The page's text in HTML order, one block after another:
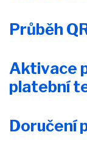
Průběh
Aktivace
platební
Doručení